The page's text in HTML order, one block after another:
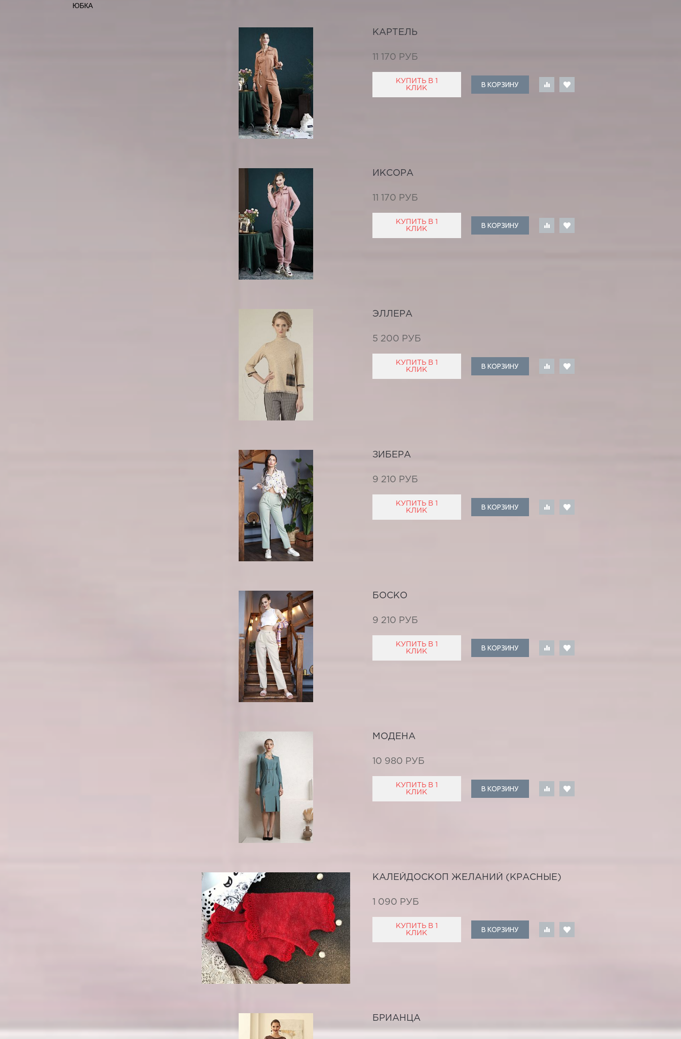
ЮБКА
КАРТЕЛЬ
11 170 РУБ
КУПИТЬ В 1
КЛИК
В КОРЗИНУ
ИКСОРА
11 170 РУБ
КУПИТЬ В 1
КЛИК
В КОРЗИНУ
ЭЛЛЕРА
5 200 РУБ
КУПИТЬ В 1
КЛИК
В КОРЗИНУ
ЗИБЕРА
9 210 РУБ
КУПИТЬ В 1
КЛИК
В КОРЗИНУ
БОСКО
9 210 РУБ
КУПИТЬ В 1
КЛИК
В КОРЗИНУ
МОДЕНА
10 980 РУБ
КУПИТЬ В 1
КЛИК
В КОРЗИНУ
КАЛЕЙДОСКОП ЖЕЛАНИЙ (КРАСНЫЕ)
1 090 РУБ
КУПИТЬ В 1
КЛИК
В КОРЗИНУ
БРИАНЦА